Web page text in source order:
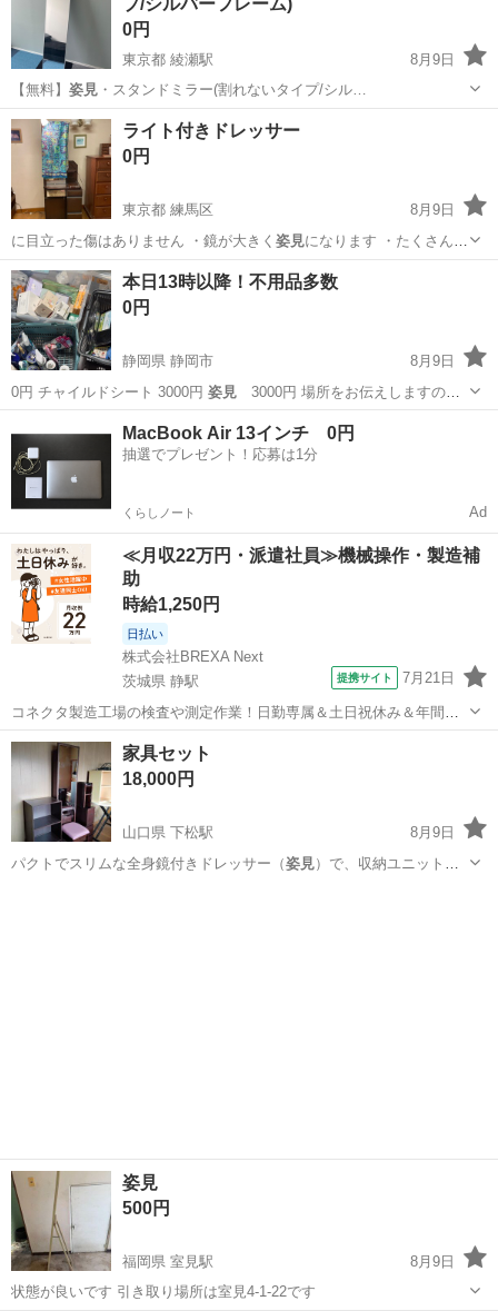
0円
東京都 綾瀬駅
8月9日
【無料】 姿見・スタンドミラー(割れないタイプ/シル…
東京 葛飾区 綾瀬駅 ミラー/鏡
ライト付きドレッサー
0円
東京都 練馬区
8月9日
に目立った傷はありません ・鏡が大きく 姿見になります ・たくさん収
納できます ・…
東京 練馬区 ドレッサー ライト
本日13時以降！不用品多数
0円
静岡県 静岡市
8月9日
0円 チャイルドシート 3000円 姿見3000円 場所をお伝えしますの
で…
アウトドア
MacBook Air 13インチ 0円
抽選でプレゼント！応募は1分
くらしノート Ad
≪月収22万円・派遣社員≫機械操作・製造補
助
時給1,250円
日払い
株式会社BREXA Next
茨城県 静駅
提携サイト 7月21日
コネクタ製造工場の検査や測定作業！日勤専属＆土日祝休み＆年間休
日128日★クリーンルーム内作業★マイカー通勤OK＆無料駐車場あり
★就業先食堂利用可！日払い制度あり！《茨城県常陸大宮市》 人気の
工場のお仕事 ◇コネクタ製造工...
茨城 常陸大宮市 静駅
家具セット
18,000円
山口県 下松駅
8月9日
パクトでスリムな全身鏡付きドレッサー（姿見）で、収納ユニット、
姿見
500円
福岡県 室見駅
8月9日
状態が良いです 引き取り場所は室見4-1-22です